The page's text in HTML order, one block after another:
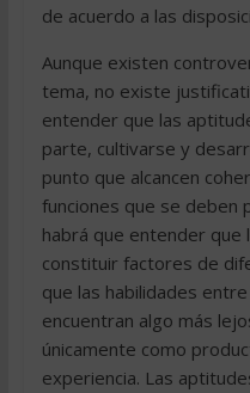
de acuerdo a las
Aunque existen
tema, no existe
entender que las
parte, cultivarse y
punto que alcancen
funciones que se deben
habrá que entender que
constituir factores de
que las habilidades
encuentran algo más
únicamente como
experiencia. Las